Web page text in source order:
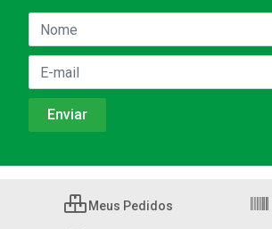
Meus Pedidos